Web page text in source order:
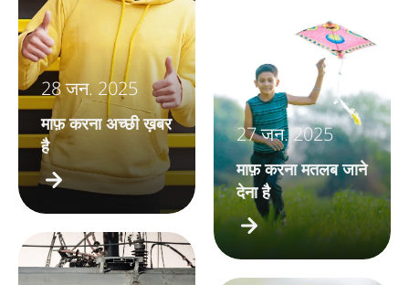
28 जन. 2025
माफ़ करना अच्छी ख़बर
है
27 जन. 2025
माफ़ करना मतलब जाने
देना है